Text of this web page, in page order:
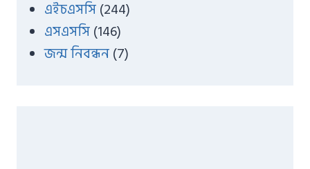
এইচএসসি(244)
এসএসসি(146)
জন্ম নিবন্ধন(7)